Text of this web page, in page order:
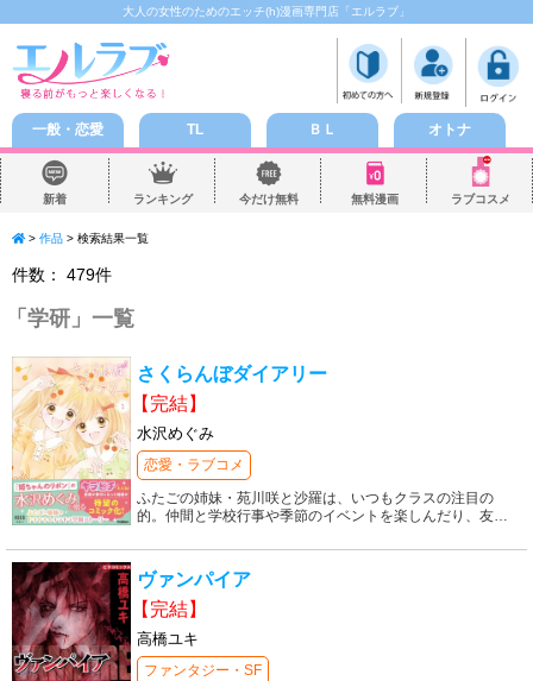
大人の女性のためのエッチ(h)漫画専門店「エルラブ」
一般・恋愛 TL ＢＬ オトナ
新着 ランキング 今だけ無料 無料漫画 ラブコスメ
> 作品 > 検索結果一覧
件数： 479件
「 学研 」一覧
さくらんぼダイアリー
【完結】
水沢めぐみ
恋愛・ラブコメ
ふたごの姉妹・苑川咲と沙羅は、いつもクラスの注目の
的。仲間と学校行事や季節のイベントを楽しんだり、友…
ヴァンパイア
【完結】
高橋ユキ
ファンタジー・SF